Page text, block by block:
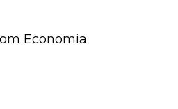
Economia